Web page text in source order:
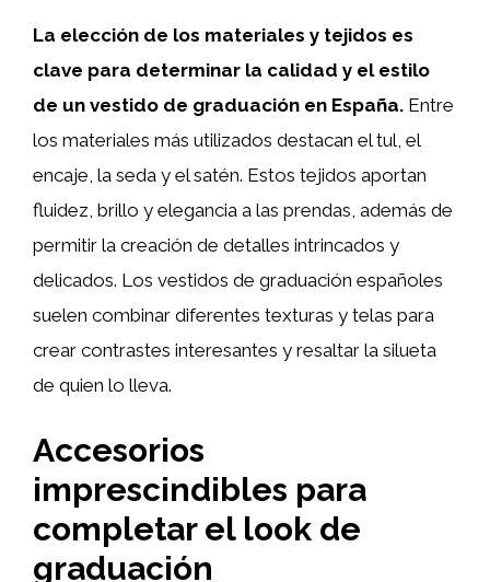
La elección de los materiales y tejidos es
clave para determinar la calidad y el estilo
de un vestido de graduación en España. Entre
los materiales más utilizados destacan el tul, el
encaje, la seda y el satén. Estos tejidos aportan
fluidez, brillo y elegancia a las prendas, además de
permitir la creación de detalles intrincados y
delicados. Los vestidos de graduación españoles
suelen combinar diferentes texturas y telas para
crear contrastes interesantes y resaltar la silueta
de quien lo lleva.
Accesorios
imprescindibles para
completar el look de
graduación